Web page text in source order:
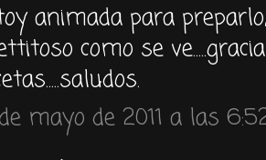
animada para
como se
mayo de 2011 a las